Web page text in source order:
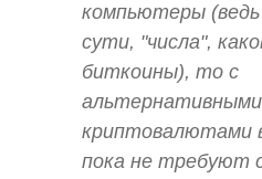
компьютеры
сути, "числа",
биткоины), то с
альтернативными
криптовалютами
пока не требуют